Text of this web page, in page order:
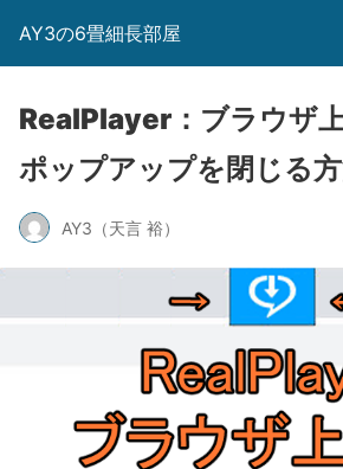
AY3の6畳細長部屋
RealPlayer：ブラウザ
ポップアップを閉じる
AY3（天言 裕）